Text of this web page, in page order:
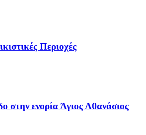
Περιοχές
στην ενορία Άγιος Αθανάσιος